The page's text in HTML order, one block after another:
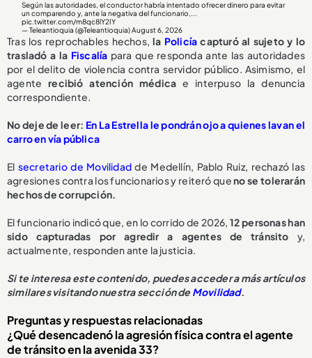
Según las autoridades, el conductor habría intentado ofrecer dinero para evitar
un comparendo y, ante la negativa del funcionario,...
pic.twitter.com/m8qc8lY2IY
— Teleantioquia (@Teleantioquia)August 6, 2026
Tras los reprochables hechos,la Policía capturó al sujeto y lo
trasladó a la Fiscalía para que responda ante las autoridades
por el delito de violencia contra servidor público. Asimismo, el
agenterecibió atención médica e interpuso la denuncia
correspondiente.
No deje de leer: En La Estrella le pondrán ojo a quienes lavan el
carro en vía pública
El secretario de Movilidad de Medellín, Pablo Ruiz, rechazó las
agresiones contra los funcionarios y reiteró queno se tolerarán
hechos de corrupción.
El funcionario indicó que, en lo corrido de 2026,12 personas han
sido capturadas por agredir a agentes de tránsito y,
actualmente, responden ante la justicia.
Si te interesa este contenido, puedes acceder a más artículos
similares visitando nuestra sección deMovilidad.
Preguntas y respuestas relacionadas
¿Qué desencadenó la agresión física contra el agente
de tránsito en la avenida 33?